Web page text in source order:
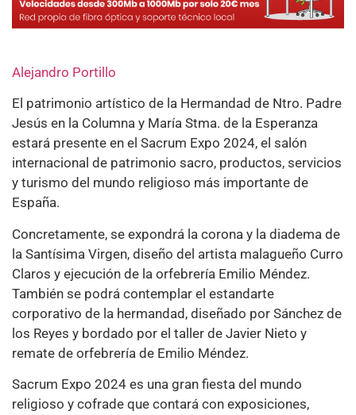
Alejandro Portillo
El patrimonio artístico de la Hermandad de Ntro. Padre
Jesús en la Columna y María Stma. de la Esperanza
estará presente en el Sacrum Expo 2024, el salón
internacional de patrimonio sacro, productos, servicios
y turismo del mundo religioso más importante de
España.
Concretamente, se expondrá la corona y la diadema de
la Santísima Virgen, diseño del artista malagueño Curro
Claros y ejecución de la orfebrería Emilio Méndez.
También se podrá contemplar el estandarte
corporativo de la hermandad, diseñado por Sánchez de
los Reyes y bordado por el taller de Javier Nieto y
remate de orfebrería de Emilio Méndez.
Sacrum Expo 2024 es una gran fiesta del mundo
religioso y cofrade que contará con exposiciones,